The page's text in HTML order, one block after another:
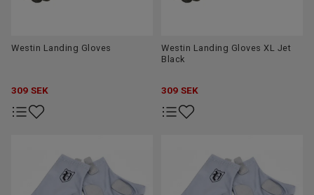
Westin Landing Gloves
309 SEK
Westin Landing Gloves XL Jet
Black
309 SEK